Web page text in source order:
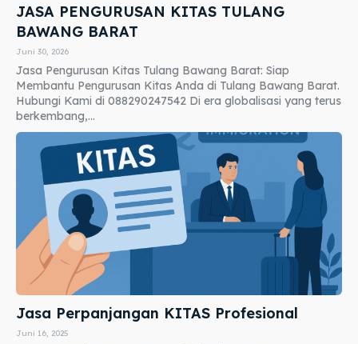
JASA PENGURUSAN KITAS TULANG
BAWANG BARAT
Juni 30, 2026
Jasa Pengurusan Kitas Tulang Bawang Barat: Siap
Membantu Pengurusan Kitas Anda di Tulang Bawang Barat.
Hubungi Kami di 088290247542 Di era globalisasi yang terus
berkembang,...
Jasa Perpanjangan KITAS Profesional
Juni 16, 2025